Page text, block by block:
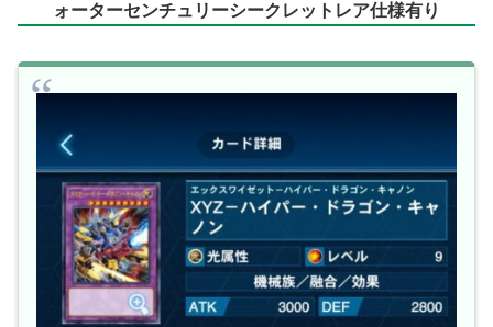
ォーターセンチュリーシークレットレア仕様有り